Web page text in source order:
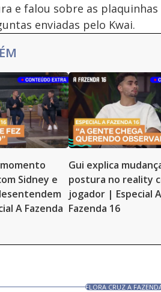
e falou sobre as
enviadas pelo Kwai.
Sidney e
A Fazenda
Gui explica
postura no reality
jogador | Especial A
Fazenda 16
FLORA CRUZ A